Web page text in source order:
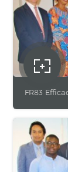
FR83